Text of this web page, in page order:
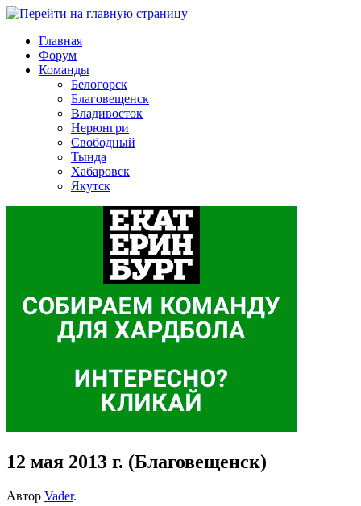
Главная
Форум
Команды
Белогорск
Благовещенск
Владивосток
Нерюнгри
Свободный
Тында
Хабаровск
Якутск
12 мая 2013 г. (Благовещенск)
Автор Vader.